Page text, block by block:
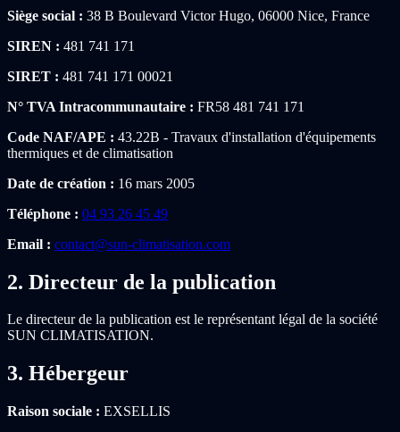
Siège social : 38 B Boulevard Victor Hugo, 06000 Nice, France
SIREN : 481 741 171
SIRET : 481 741 171 00021
N° TVA Intracommunautaire : FR58 481 741 171
Code NAF/APE : 43.22B - Travaux d'installation d'équipements
thermiques et de climatisation
Date de création : 16 mars 2005
Téléphone : 04 93 26 45 49
Email : contact@sun-climatisation.com
2. Directeur de la publication
Le directeur de la publication est le représentant légal de la société
SUN CLIMATISATION.
3. Hébergeur
Raison sociale : EXSELLIS